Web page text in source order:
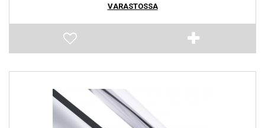
VARASTOSSA